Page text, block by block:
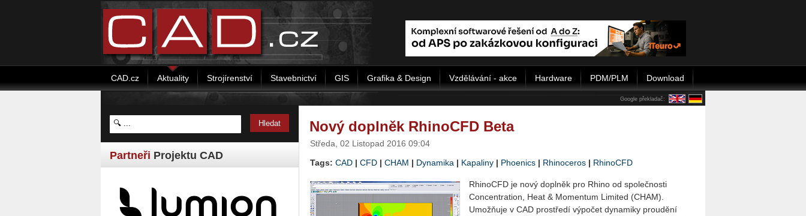
CAD.cz Aktuality Strojírenství Stavebnictví GIS Grafika & Design Vzdělávání - akce Hardware PDM/PLM Download
Google překladač:
Partneři Projektu CAD
Nový doplněk RhinoCFD Beta
Středa, 02 Listopad 2016 09:04
Tags: CAD | CFD | CHAM | Dynamika | Kapaliny | Phoenics | Rhinoceros | RhinoCFD
RhinoCFD je nový doplněk pro Rhino od společnosti
Concentration, Heat & Momentum Limited (CHAM).
Umožňuje v CAD prostředí výpočet dynamiky proudění